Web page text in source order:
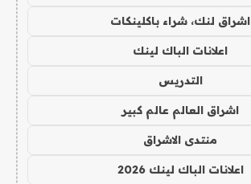
اشراق لنك، شراء باكلينكات
اعلانات الباك لينك
التدريس
اشراق العالم عالم كبير
منتدى الاشراق
اعلانات الباك لينك 2026